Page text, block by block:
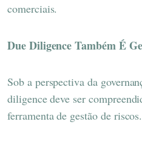
comerciais.
Due Diligence Também É
Sob a perspectiva da
diligence deve ser
ferramenta de gestão de riscos.